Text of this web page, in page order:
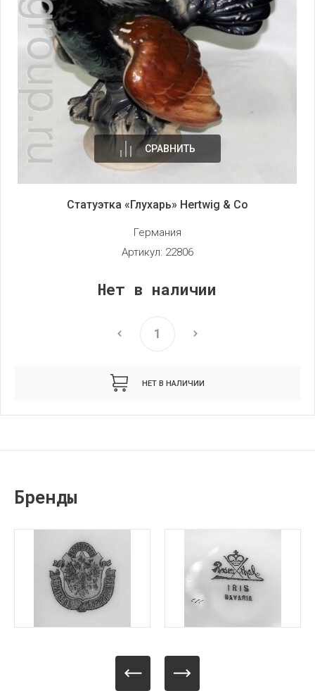
СРАВНИТЬ
Статуэтка «Глухарь» Hertwig & Co
Германия
Артикул: 22806
Нет в наличии
НЕТ В НАЛИЧИИ
Бренды